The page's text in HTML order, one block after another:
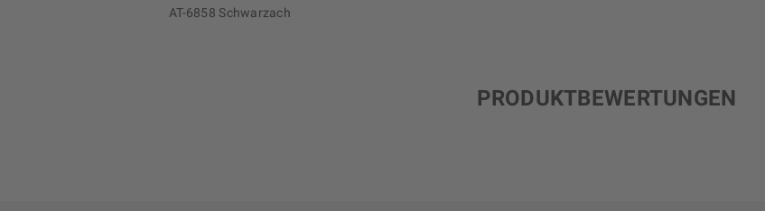
AT-6858 Schwarzach
PRODUKTBEWERTUNGEN